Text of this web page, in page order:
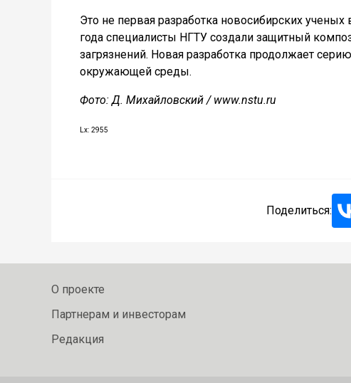
Это не первая разработка новосибирских
года специалисты НГТУ создали защитный
загрязнений. Новая разработка продолжает
окружающей среды.
Фото: Д. Михайловский / www.nstu.ru
Lx: 2955
Поделиться:
О проекте
Партнерам и инвесторам
Редакция